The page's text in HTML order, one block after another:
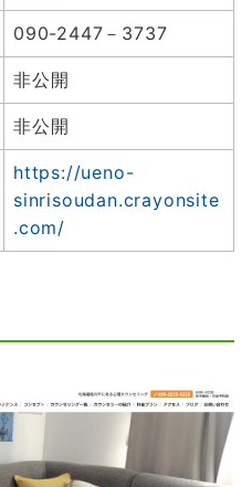
090-2447－3737
非公開
非公開
https://ueno-
sinrisoudan.crayonsite
.com/